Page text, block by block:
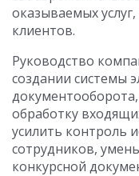
оказываемых
клиентов.
Руководство
создании системы
обработку
усилить контроль
сотрудников,
конкурсной